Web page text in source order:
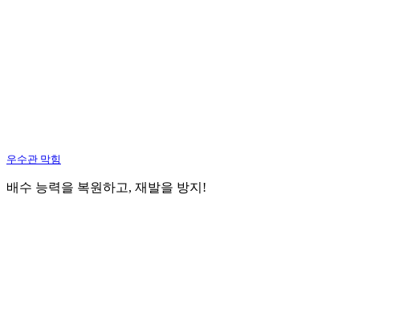
우수관 막힘
배수 능력을 복원하고, 재발을 방지!